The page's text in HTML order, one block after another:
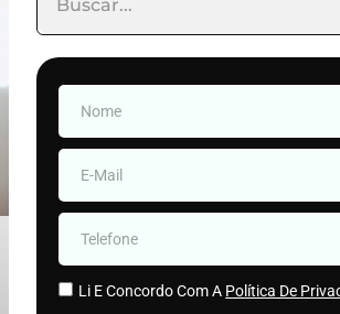
Li E Concordo Com A Política De